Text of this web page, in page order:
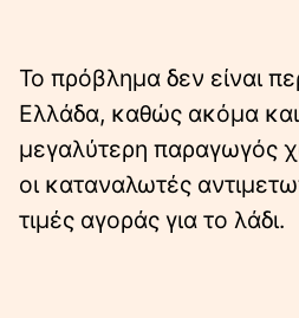
Το πρόβλημα δεν είναι
Ελλάδα, καθώς ακόμα και
μεγαλύτερη παραγωγός
οι καταναλωτές
τιμές αγοράς για το λάδι.